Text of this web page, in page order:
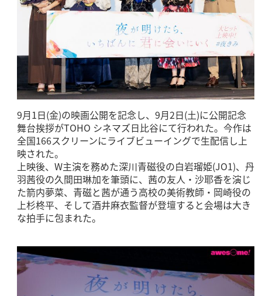
9月1日(金)の映画公開を記念し、9月2日(土)に公開記念
舞台挨拶がTOHO シネマズ日比谷にて行われた。今作は
全国166スクリーンにライブビューイングで生配信し上
映された。
上映後、W主演を務めた深川青磁役の白岩瑠姫(JO1)、丹
羽茜役の久間田琳加を筆頭に、茜の友人・沙耶香を演じ
た箭内夢菜、青磁と茜が通う高校の美術教師・岡崎役の
上杉柊平、そして酒井麻衣監督が登壇すると会場は大き
な拍手に包まれた。